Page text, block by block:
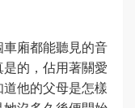
廂都能聽見的音
的，佔用著關愛
他的父母是怎樣